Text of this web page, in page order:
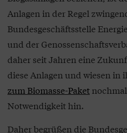
Anlagen in der Regel
Bundesgeschäftsstelle
und der
daher seit Jahren eine
diese Anlagen und wiesen in
zum Biomasse-Paket
Notwendigkeit hin.
Daher begrüßen die